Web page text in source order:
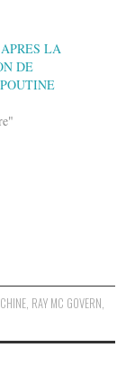
LA
DE
CHINE, RAY MC GOVERN,